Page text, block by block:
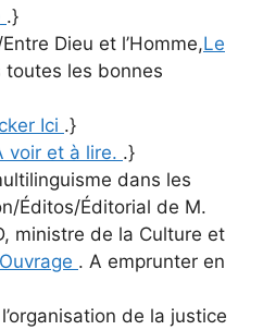
.}
Dieu et l’Homme,Le
toutes les bonnes
Ici .}
voir et à lire. .}
dans les
Éditos/Éditorial de M.
ministre de la Culture et
Ouvrage . A emprunter en
de la justice